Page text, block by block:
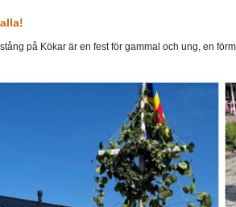
på Kökar är en fest för gammal och ung, en